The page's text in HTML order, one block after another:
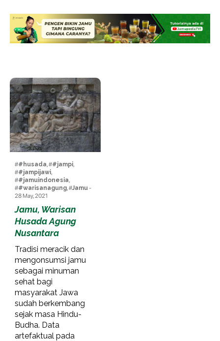
##husada, ##jampi,
##jampijawi,
##jamuindonesia,
##warisanagung, #Jamu-
28 May, 2021
Jamu, Warisan
Husada Agung
Nusantara
Tradisi meracik dan
mengonsumsi jamu
sebagai minuman
sehat bagi
masyarakat Jawa
sudah berkembang
sejak masa Hindu-
Budha. Data
artefaktual pada